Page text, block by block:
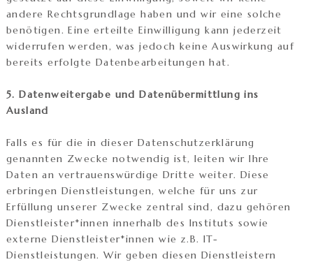
andere Rechtsgrundlage haben und wir eine solche
benötigen. Eine erteilte Einwilligung kann jederzeit
widerrufen werden, was jedoch keine Auswirkung auf
bereits erfolgte Datenbearbeitungen hat.
5. Datenweitergabe und Datenübermittlung ins
Ausland
Falls es für die in dieser Datenschutzerklärung
genannten Zwecke notwendig ist, leiten wir Ihre
Daten an vertrauenswürdige Dritte weiter. Diese
erbringen Dienstleistungen, welche für uns zur
Erfüllung unserer Zwecke zentral sind, dazu gehören
Dienstleister*innen innerhalb des Instituts sowie
externe Dienstleister*innen wie z.B. IT-
Dienstleistungen. Wir geben diesen Dienstleistern